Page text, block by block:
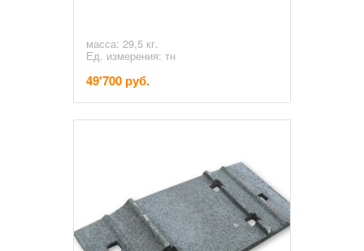
масса: 29,5 кг.
Ед. измерения: тн
49'700 руб.